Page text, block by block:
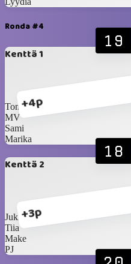
Ronda #4
Kenttä 1
+4p
19
Tommi
MV
Sami
Marika
Kenttä 2
+3p
18
Jukka Salama
Tiia
Make
PJ